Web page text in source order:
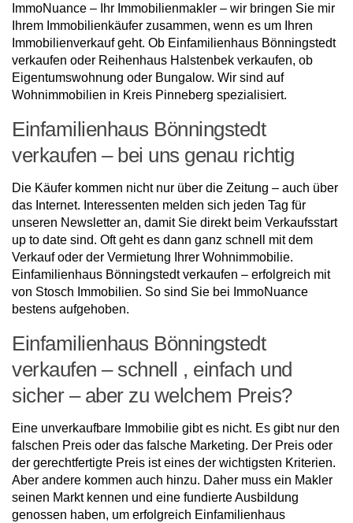
ImmoNuance – Ihr Immobilienmakler – wir bringen Sie mir
Ihrem Immobilienkäufer zusammen, wenn es um Ihren
Immobilienverkauf geht. Ob Einfamilienhaus Bönningstedt
verkaufen oder Reihenhaus Halstenbek verkaufen, ob
Eigentumswohnung oder Bungalow. Wir sind auf
Wohnimmobilien in Kreis Pinneberg spezialisiert.
Einfamilienhaus Bönningstedt
verkaufen – bei uns genau richtig
Die Käufer kommen nicht nur über die Zeitung – auch über
das Internet. Interessenten melden sich jeden Tag für
unseren Newsletter an, damit Sie direkt beim Verkaufsstart
up to date sind. Oft geht es dann ganz schnell mit dem
Verkauf oder der Vermietung Ihrer Wohnimmobilie.
Einfamilienhaus Bönningstedt verkaufen – erfolgreich mit
von Stosch Immobilien. So sind Sie bei ImmoNuance
bestens aufgehoben.
Einfamilienhaus Bönningstedt
verkaufen – schnell , einfach und
sicher – aber zu welchem Preis?
Eine unverkaufbare Immobilie gibt es nicht. Es gibt nur den
falschen Preis oder das falsche Marketing. Der Preis oder
der gerechtfertigte Preis ist eines der wichtigsten Kriterien.
Aber andere kommen auch hinzu. Daher muss ein Makler
seinen Markt kennen und eine fundierte Ausbildung
genossen haben, um erfolgreich Einfamilienhaus